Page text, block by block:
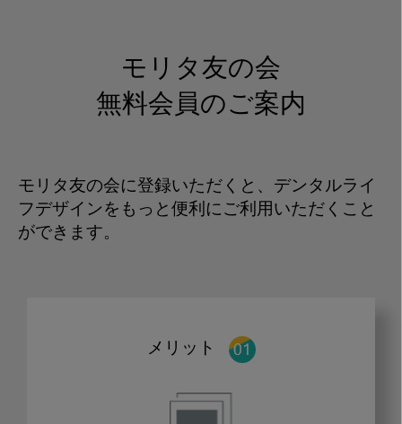
モリタ友の会
無料会員のご案内
モリタ友の会に登録いただくと、デンタルライ
フデザインをもっと便利にご利用いただくこと
ができます。
メリット